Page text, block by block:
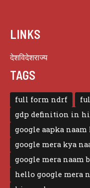
LINKS
देशविदेशराज्य
TAGS
full form ndrf
gdp definition in
google aapka
google mera kya
google mera naam
hello google mera